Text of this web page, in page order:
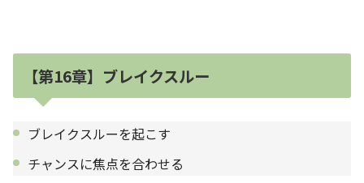
【第16章】ブレイクスルー
ブレイクスルーを起こす
チャンスに焦点を合わせる